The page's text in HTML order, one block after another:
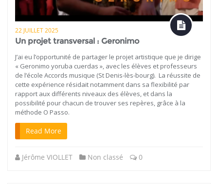
22 JUILLET 2025
Un projet transversal : Geronimo
J’ai eu l’opportunité de partager le projet artistique que je dirige
« Geronimo yoruba cuerdas », avec les élèves et professeurs
de l’école Accords musique (St Denis-lès-bourg). La réussite de
cette expérience résidait notamment dans sa flexibilité par
rapport aux différents niveaux des élèves, et dans la
possibilité pour chacun de trouver ses repères, grâce à la
méthode O Passo.
Read More
Jérôme VIOLLET Non classé 0